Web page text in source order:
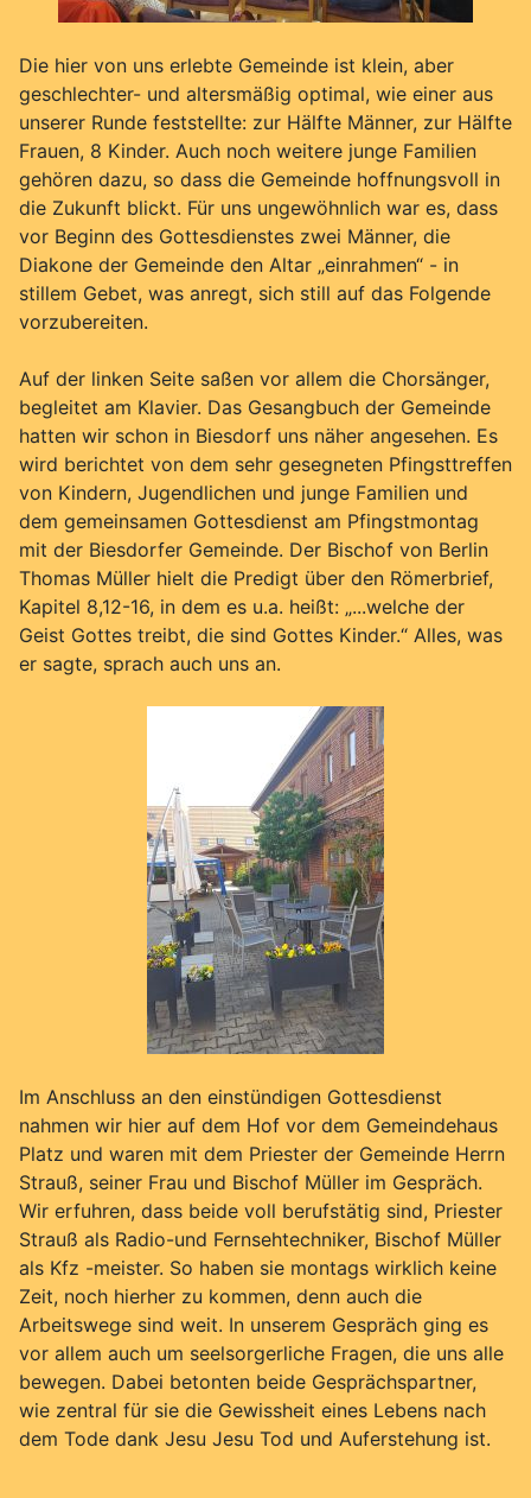
Die hier von uns erlebte Gemeinde ist klein, aber
geschlechter- und altersmäßig optimal, wie einer aus
unserer Runde feststellte: zur Hälfte Männer, zur Hälfte
Frauen, 8 Kinder. Auch noch weitere junge Familien
gehören dazu, so dass die Gemeinde hoffnungsvoll in
die Zukunft blickt. Für uns ungewöhnlich war es, dass
vor Beginn des Gottesdienstes zwei Männer, die
Diakone der Gemeinde den Altar „einrahmen“ - in
stillem Gebet, was anregt, sich still auf das Folgende
vorzubereiten.
Auf der linken Seite saßen vor allem die Chorsänger,
begleitet am Klavier. Das Gesangbuch der Gemeinde
hatten wir schon in Biesdorf uns näher angesehen. Es
wird berichtet von dem sehr gesegneten Pfingsttreffen
von Kindern, Jugendlichen und junge Familien und
dem gemeinsamen Gottesdienst am Pfingstmontag
mit der Biesdorfer Gemeinde. Der Bischof von Berlin
Thomas Müller hielt die Predigt über den Römerbrief,
Kapitel 8,12-16, in dem es u.a. heißt: „...welche der
Geist Gottes treibt, die sind Gottes Kinder.“ Alles, was
er sagte, sprach auch uns an.
Im Anschluss an den einstündigen Gottesdienst
nahmen wir hier auf dem Hof vor dem Gemeindehaus
Platz und waren mit dem Priester der Gemeinde Herrn
Strauß, seiner Frau und Bischof Müller im Gespräch.
Wir erfuhren, dass beide voll berufstätig sind, Priester
Strauß als Radio-und Fernsehtechniker, Bischof Müller
als Kfz -meister. So haben sie montags wirklich keine
Zeit, noch hierher zu kommen, denn auch die
Arbeitswege sind weit. In unserem Gespräch ging es
vor allem auch um seelsorgerliche Fragen, die uns alle
bewegen. Dabei betonten beide Gesprächspartner,
wie zentral für sie die Gewissheit eines Lebens nach
dem Tode dank Jesu Jesu Tod und Auferstehung ist.